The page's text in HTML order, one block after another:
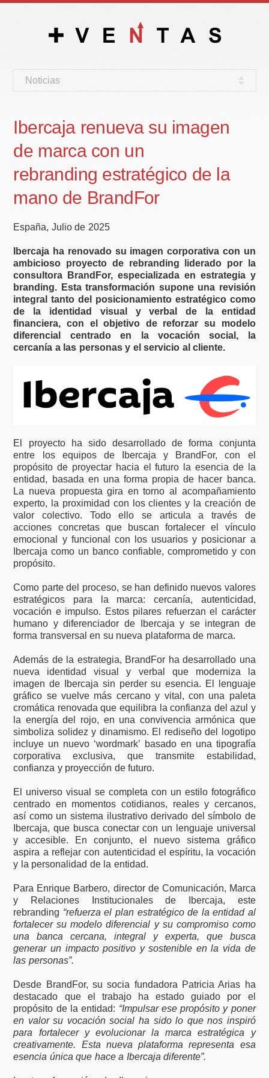
Noticias
Ibercaja renueva su imagen
de marca con un
rebranding estratégico de la
mano de BrandFor
España, Julio de 2025
Ibercaja ha renovado su imagen corporativa con un
ambicioso proyecto de rebranding liderado por la
consultora BrandFor, especializada en estrategia y
branding. Esta transformación supone una revisión
integral tanto del posicionamiento estratégico como
de la identidad visual y verbal de la entidad
financiera, con el objetivo de reforzar su modelo
diferencial centrado en la vocación social, la
cercanía a las personas y el servicio al cliente.
El proyecto ha sido desarrollado de forma conjunta
entre los equipos de Ibercaja y BrandFor, con el
propósito de proyectar hacia el futuro la esencia de la
entidad, basada en una forma propia de hacer banca.
La nueva propuesta gira en torno al acompañamiento
experto, la proximidad con los clientes y la creación de
valor colectivo. Todo ello se articula a través de
acciones concretas que buscan fortalecer el vínculo
emocional y funcional con los usuarios y posicionar a
Ibercaja como un banco confiable, comprometido y con
propósito.
Como parte del proceso, se han definido nuevos valores
estratégicos para la marca: cercanía, autenticidad,
vocación e impulso. Estos pilares refuerzan el carácter
humano y diferenciador de Ibercaja y se integran de
forma transversal en su nueva plataforma de marca.
Además de la estrategia, BrandFor ha desarrollado una
nueva identidad visual y verbal que moderniza la
imagen de Ibercaja sin perder su esencia. El lenguaje
gráfico se vuelve más cercano y vital, con una paleta
cromática renovada que equilibra la confianza del azul y
la energía del rojo, en una convivencia armónica que
simboliza solidez y dinamismo. El rediseño del logotipo
incluye un nuevo ‘wordmark’ basado en una tipografía
corporativa exclusiva, que transmite estabilidad,
confianza y proyección de futuro.
El universo visual se completa con un estilo fotográfico
centrado en momentos cotidianos, reales y cercanos,
así como un sistema ilustrativo derivado del símbolo de
Ibercaja, que busca conectar con un lenguaje universal
y accesible. En conjunto, el nuevo sistema gráfico
aspira a reflejar con autenticidad el espíritu, la vocación
y la personalidad de la entidad.
Para Enrique Barbero, director de Comunicación, Marca
y Relaciones Institucionales de Ibercaja, este
rebranding “refuerza el plan estratégico de la entidad al
fortalecer su modelo diferencial y su compromiso como
una banca cercana, integral y experta, que busca
generar un impacto positivo y sostenible en la vida de
las personas”.
Desde BrandFor, su socia fundadora Patricia Arias ha
destacado que el trabajo ha estado guiado por el
propósito de la entidad: “Impulsar ese propósito y poner
en valor su vocación social ha sido lo que nos inspiró
para fortalecer y evolucionar la marca estratégica y
creativamente. Esta nueva plataforma representa esa
esencia única que hace a Ibercaja diferente”.